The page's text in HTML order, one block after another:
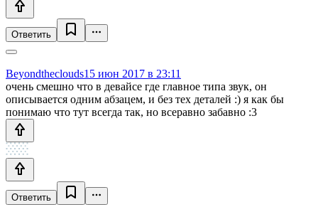
Ответить
Beyondtheclouds15 июн 2017 в 23:11
очень смешно что в девайсе где главное типа звук, он
описывается одним абзацем, и без тех деталей :) я как бы
понимаю что тут всегда так, но всеравно забавно :3
Ответить